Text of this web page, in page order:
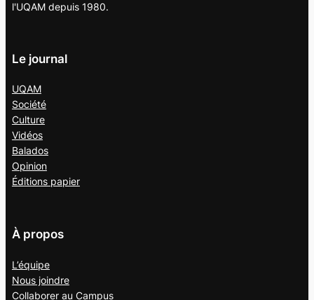
l'UQAM depuis 1980.
Le journal
UQAM
Société
Culture
Vidéos
Balados
Opinion
Éditions papier
À propos
L’équipe
Nous joindre
Collaborer au Campus